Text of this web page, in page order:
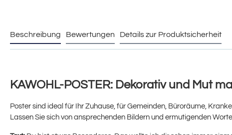
Beschreibung Bewertungen Details zur Produktsicherheit
KAWOHL-POSTER: Dekorativ und Mut
Poster sind ideal für Ihr Zuhause, für Gemeinden, Büroräume,
Lassen Sie sich von ansprechenden Bildern und ermutigenden